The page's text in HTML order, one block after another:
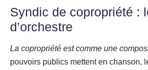
Syndic de copropriété :
d’orchestre
La copropriété est comme une
pouvoirs publics mettent en chanson,